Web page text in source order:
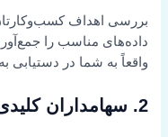
بررسی اهداف
داده‌های مناسب را
واقعاً به شما در دستیابی
2. سهامداران کلیدی خود را شناسایی کنید